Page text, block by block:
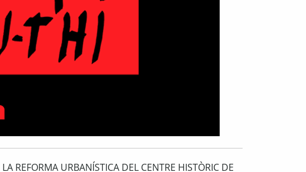
LA REFORMA URBANÍSTICA DEL CENTRE HISTÒRIC DE